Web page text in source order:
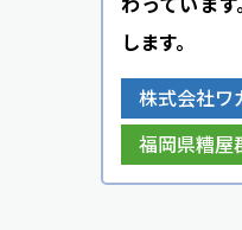
します。
株式会社ワ
福岡県糟屋